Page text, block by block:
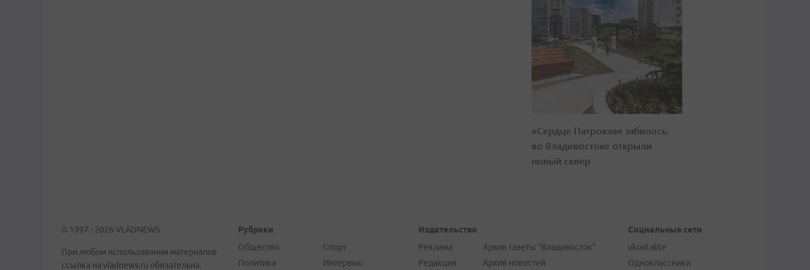
«Сердце Патрокла» забилось:
во Владивостоке открыли
новый сквер
© 1997 - 2026 VLADNEWS
При любом использовании материалов
ссылка на vladnews.ru обязательна.
Рубрики
Общество
Политика
Спорт
Интервью
Издательство
Реклама
Редакция
Архив газеты "Владивосток"
Архив новостей
Социальные сети
vkontakte
Одноклассники